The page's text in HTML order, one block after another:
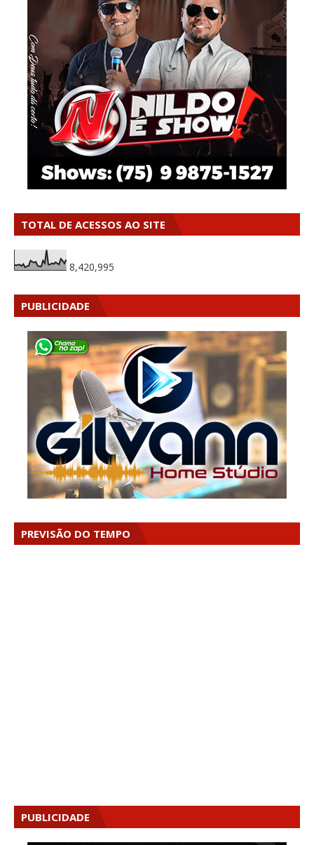
TOTAL DE ACESSOS AO SITE
8,420,995
PUBLICIDADE
PREVISÃO DO TEMPO
PUBLICIDADE